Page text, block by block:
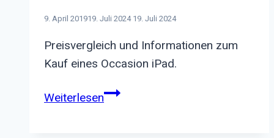
9. April 201919. Juli 2024 19. Juli 2024
Preisvergleich und Informationen zum
Kauf eines Occasion iPad.
WeiterlesenOccasions